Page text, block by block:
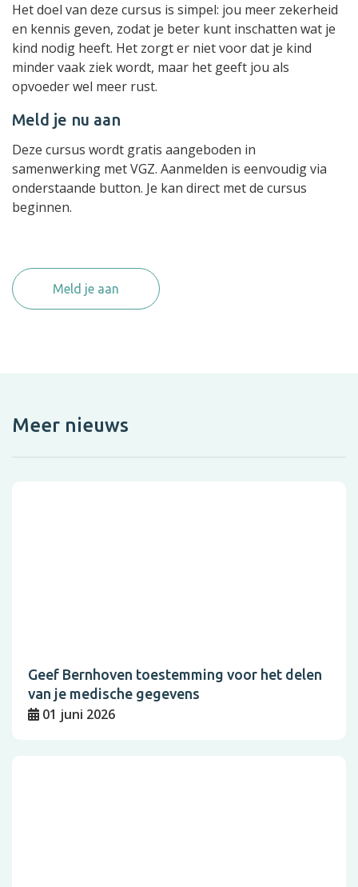
Het doel van deze cursus is simpel: jou meer zekerheid
en kennis geven, zodat je beter kunt inschatten wat je
kind nodig heeft. Het zorgt er niet voor dat je kind
minder vaak ziek wordt, maar het geeft jou als
opvoeder wel meer rust.
Meld je nu aan
Deze cursus wordt gratis aangeboden in
samenwerking met VGZ. Aanmelden is eenvoudig via
onderstaande button. Je kan direct met de cursus
beginnen.
Meld je aan
Meer nieuws
Geef Bernhoven toestemming voor het delen
van je medische gegevens
01 juni 2026